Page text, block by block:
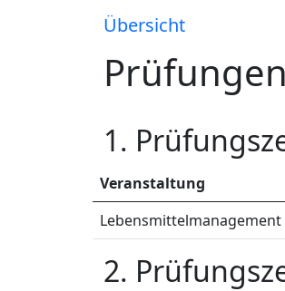
Übersicht
1.
Veranstaltung
2.